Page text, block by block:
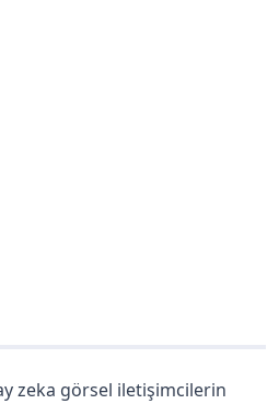
zeka görsel iletişimcilerin